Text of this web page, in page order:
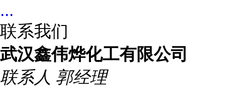
...
联系我们
武汉鑫伟烨化工有限公司
联系人 郭经理